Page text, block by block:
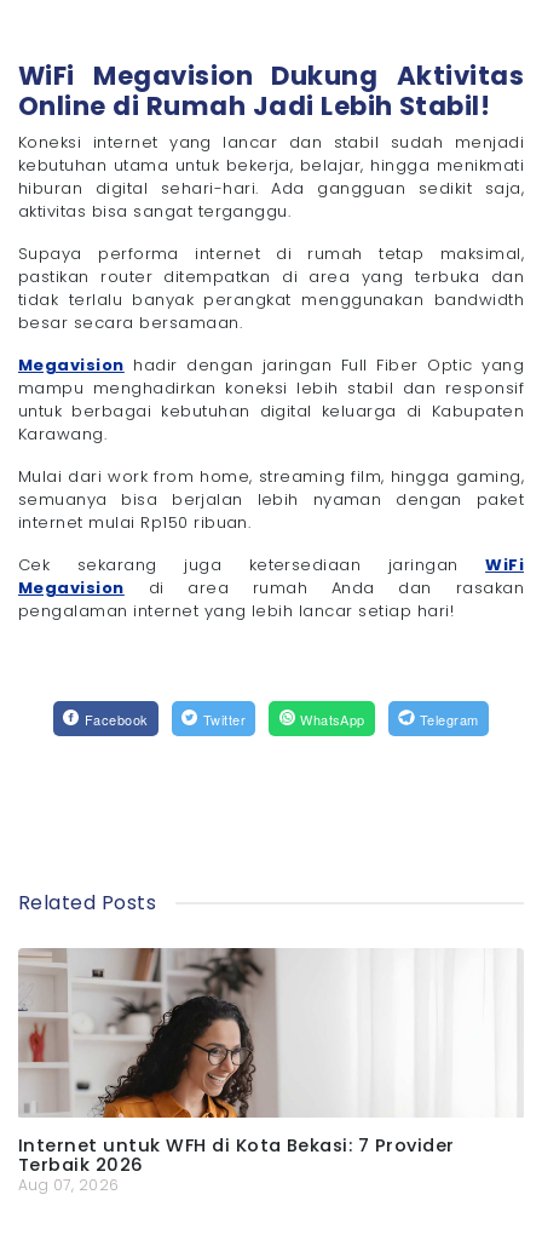
WiFi Megavision Dukung Aktivitas
Online di Rumah Jadi Lebih Stabil!
Koneksi internet yang lancar dan stabil sudah menjadi
kebutuhan utama untuk bekerja, belajar, hingga menikmati
hiburan digital sehari-hari. Ada gangguan sedikit saja,
aktivitas bisa sangat terganggu.
Supaya performa internet di rumah tetap maksimal,
pastikan router ditempatkan di area yang terbuka dan
tidak terlalu banyak perangkat menggunakan bandwidth
besar secara bersamaan.
Megavision hadir dengan jaringan Full Fiber Optic yang
mampu menghadirkan koneksi lebih stabil dan responsif
untuk berbagai kebutuhan digital keluarga di Kabupaten
Karawang.
Mulai dari work from home, streaming film, hingga gaming,
semuanya bisa berjalan lebih nyaman dengan paket
internet mulai Rp150 ribuan.
Cek sekarang juga ketersediaan jaringanWiFi
Megavision di area rumah Anda dan rasakan
pengalaman internet yang lebih lancar setiap hari!
Facebook Twitter WhatsApp Telegram
Related Posts
Internet untuk WFH di Kota Bekasi: 7 Provider
Terbaik 2026
Aug 07, 2026